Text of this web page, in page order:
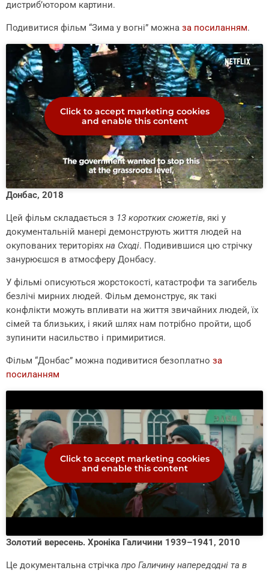
дистриб’ютором картини.
Подивитися фільм “Зима у вогні” можна за посиланням.
Click to accept marketing cookies
and enable this content
Донбас, 2018
Цей фільм складається з 13 коротких сюжетів, які у
документальній манері демонструють життя людей на
окупованих територіях на Сході. Подивившися цю стрічку
занурюєшся в атмосферу Донбасу.
У фільмі описуються жорстокості, катастрофи та загибель
безлічі мирних людей. Фільм демонструє, як такі
конфлікти можуть впливати на життя звичайних людей, їх
сімей та близьких, і який шлях нам потрібно пройти, щоб
зупинити насильство і примиритися.
Фільм “Донбас” можна подивитися безоплатно за
посиланням
Click to accept marketing cookies
and enable this content
Золотий вересень. Хроніка Галичини 1939–1941, 2010
Це документальна стрічка про Галичину напередодні та в